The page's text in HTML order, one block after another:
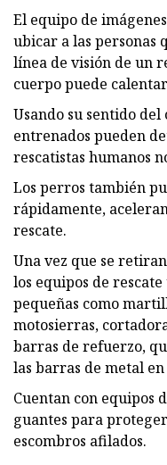
El equipo de
ubicar a las personas
línea de visión de un
cuerpo puede
Usando su sentido
entrenados pueden
rescatistas humanos
Los perros también
rápidamente,
rescate.
Una vez que se
los equipos de
pequeñas como
motosierras,
barras de refuerzo,
las barras de metal
Cuentan con equipos
guantes para
escombros afilados.